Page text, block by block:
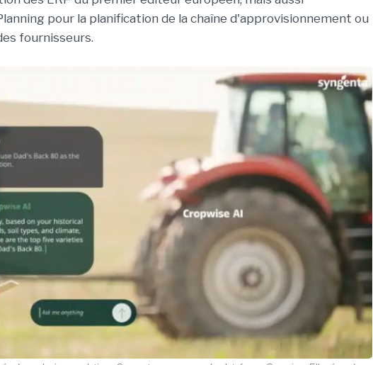
pour la planification de la chaîne d'approvisionnement ou
fournisseurs.